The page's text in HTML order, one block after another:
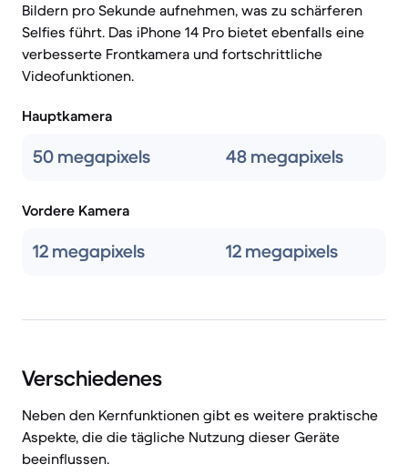
Bildern pro Sekunde aufnehmen, was zu schärferen
Selfies führt. Das iPhone 14 Pro bietet ebenfalls eine
verbesserte Frontkamera und fortschrittliche
Videofunktionen.
Hauptkamera
50 megapixels 48 megapixels
Vordere Kamera
12 megapixels 12 megapixels
Verschiedenes
Neben den Kernfunktionen gibt es weitere praktische
Aspekte, die die tägliche Nutzung dieser Geräte
beeinflussen.